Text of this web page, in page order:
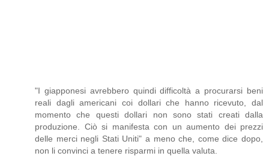
"I giapponesi avrebbero quindi difficoltà a procurarsi beni
reali dagli americani coi dollari che hanno ricevuto, dal
momento che questi dollari non sono stati creati dalla
produzione. Ciò si manifesta con un aumento dei prezzi
delle merci negli Stati Uniti" a meno che, come dice dopo,
non li convinci a tenere risparmi in quella valuta.